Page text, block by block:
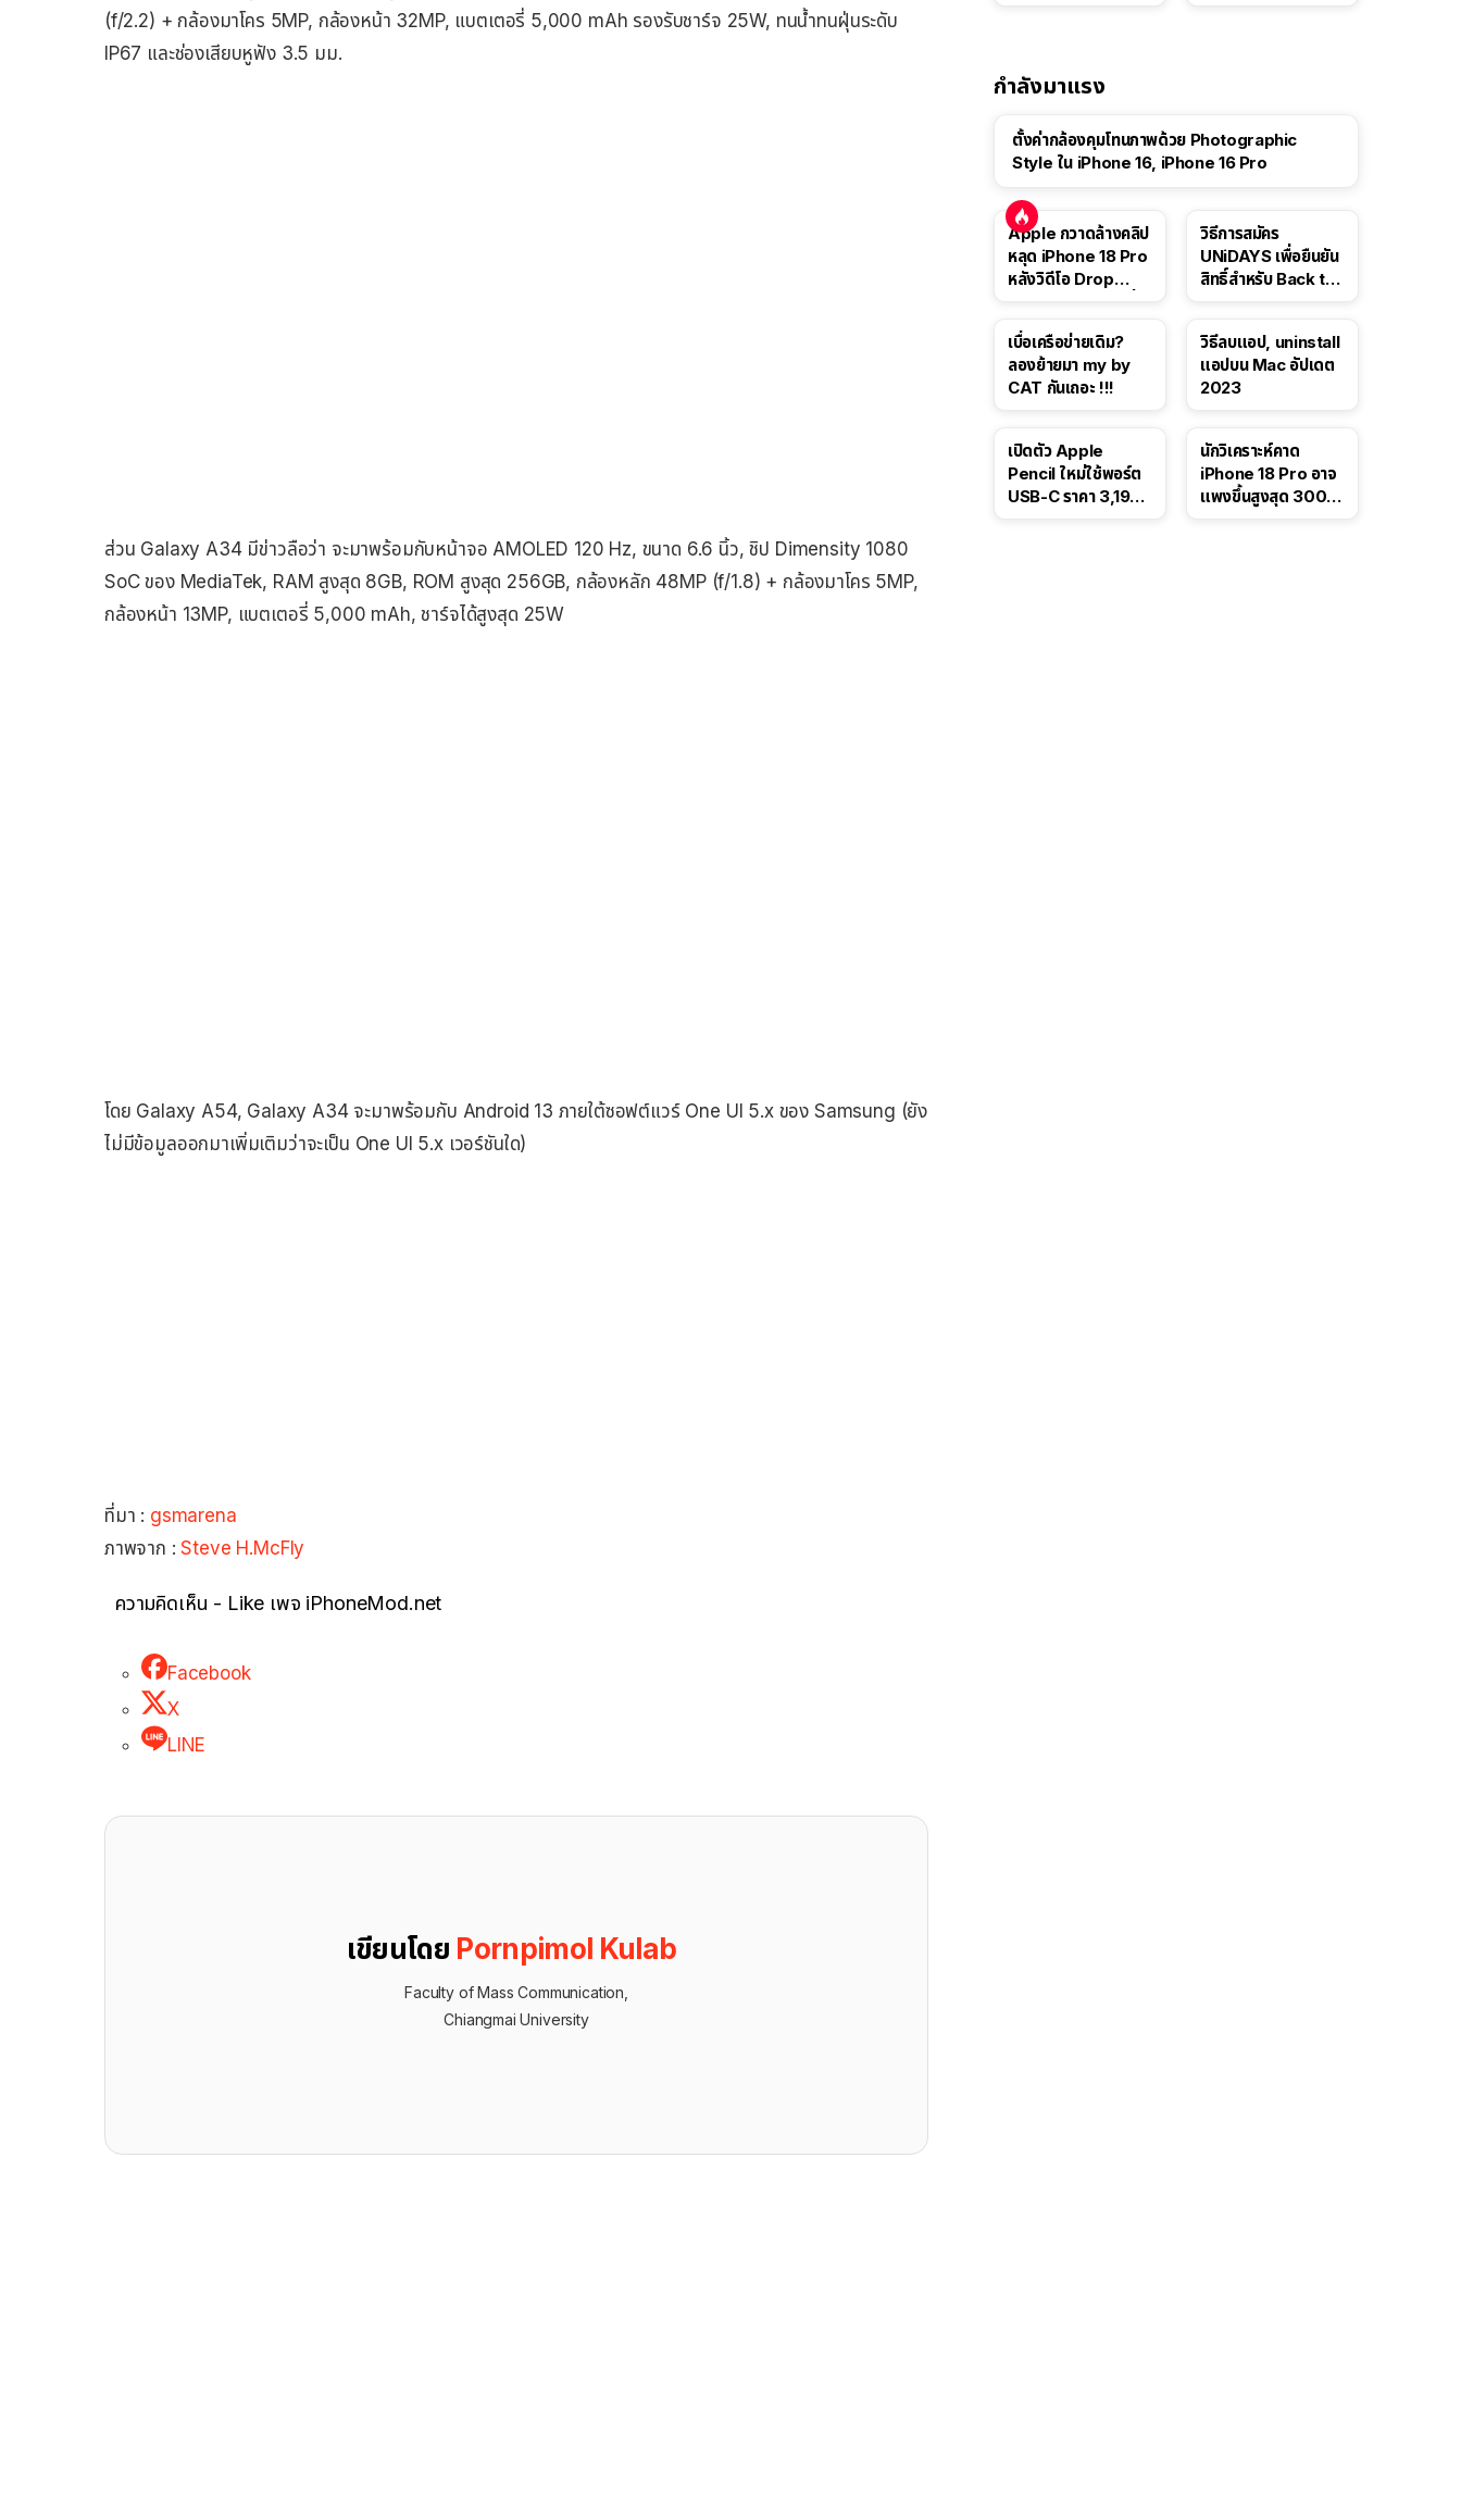
(f/2.2) + กล้องมาโคร 5MP, กล้องหน้า 32MP, แบตเตอรี่ 5,000 mAh รองรับชาร์จ 25W, ทนน้ำทนฝุ่นระดับ
IP67 และช่องเสียบหูฟัง 3.5 มม.
ส่วน Galaxy A34 มีข่าวลือว่า จะมาพร้อมกับหน้าจอ AMOLED 120 Hz, ขนาด 6.6 นิ้ว, ชิป Dimensity 1080
SoC ของ MediaTek, RAM สูงสุด 8GB, ROM สูงสุด 256GB, กล้องหลัก 48MP (f/1.8) + กล้องมาโคร 5MP,
กล้องหน้า 13MP, แบตเตอรี่ 5,000 mAh, ชาร์จได้สูงสุด 25W
โดย Galaxy A54, Galaxy A34 จะมาพร้อมกับ Android 13 ภายใต้ซอฟต์แวร์ One UI 5.x ของ Samsung (ยัง
ไม่มีข้อมูลออกมาเพิ่มเติมว่าจะเป็น One UI 5.x เวอร์ชันใด)
ที่มา : gsmarena
ภาพจาก :Steve H.McFly
ความคิดเห็น - Like เพจ iPhoneMod.net
Facebook
X
LINE
เขียนโดย Pornpimol Kulab
Faculty of Mass Communication,
Chiangmai University
กำลังมาแรง
ตั้งค่ากล้องคุมโทนภาพด้วย Photographic
Style ใน iPhone 16, iPhone 16 Pro
Apple กวาดล้างคลิป
หลุด iPhone 18 Pro
หลังวิดีโอ Drop
วิธีการสมัคร
UNiDAYS เพื่อยืนยัน
สิทธิ์สำหรับ Back to
เบื่อเครือข่ายเดิม?
ลองย้ายมา my by
CAT กันเถอะ !!!
วิธีลบแอป, uninstall
แอปบน Mac อัปเดต
2023
เปิดตัว Apple
Pencil ใหม่ใช้พอร์ต
USB-C ราคา 3,190
นักวิเคราะห์คาด
iPhone 18 Pro อาจ
แพงขึ้นสูงสุด 300